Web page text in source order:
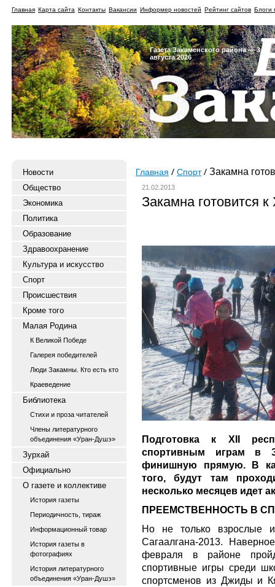
Главная Карта сайта Контакты Вакансии Информер новостей Рейтинг сайтов Блоги
Газета Закаменского района — 3
августа 2026
Новости
Общество
Экономика
Политика
Образование
Здравоохранение
Культура и искусство
Спорт
Происшествия
Кроме того
Малая Родина
К Великой Победе
Галерея победителей
Люди Закамны. Кто есть кто
Краеведение
Библиотека
Стихи и проза читателей
Члены литературного
объединения «Уран-Душэ»
Зурхай
Официально
О газете и коллективе
История газеты
Периодичность, тираж
Информационный товар
История газеты в
фотографиях
История литературного
объединения «Уран-Душэ»
Главная Спорт Закамна
21.02.2013
Закамна готовится
Подготовка к ХII
спортивным играм в
финишную прямую. В
того, будут там
несколько месяцев идет
ПРЕЕМСТВЕННОСТЬ В
Но не только взрослые
Сагаалгана-2013.
февраля в районе
спортивные игры среди
спортсменов из Джиды и